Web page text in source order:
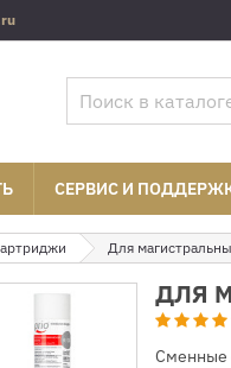
СЕРВИС И
Для
ДЛЯ
Сменные